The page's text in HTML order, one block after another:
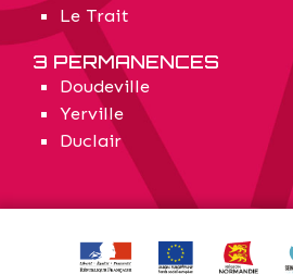
Le Trait
3 PERMANENCES
Doudeville
Yerville
Duclair